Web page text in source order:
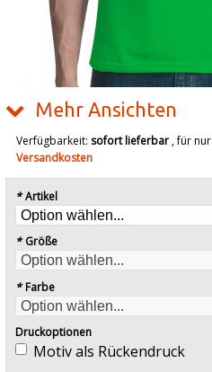
Mehr Ansichten
Verfügbarkeit: sofort lieferbar, für nur
Versandkosten
* Artikel
* Größe
* Farbe
Druckoptionen
Motiv als Rückendruck